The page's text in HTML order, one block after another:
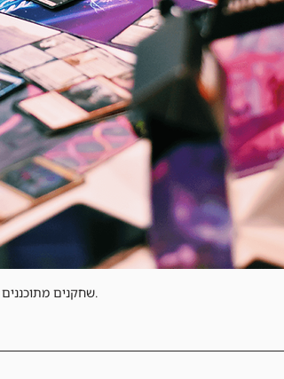
שחקנים מתוכננים לטורנר.